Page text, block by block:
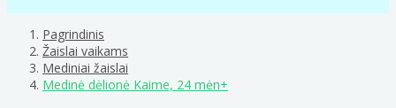
Pagrindinis
Žaislai vaikams
Mediniai žaislai
Medinė dėlionė Kaime, 24 mėn+